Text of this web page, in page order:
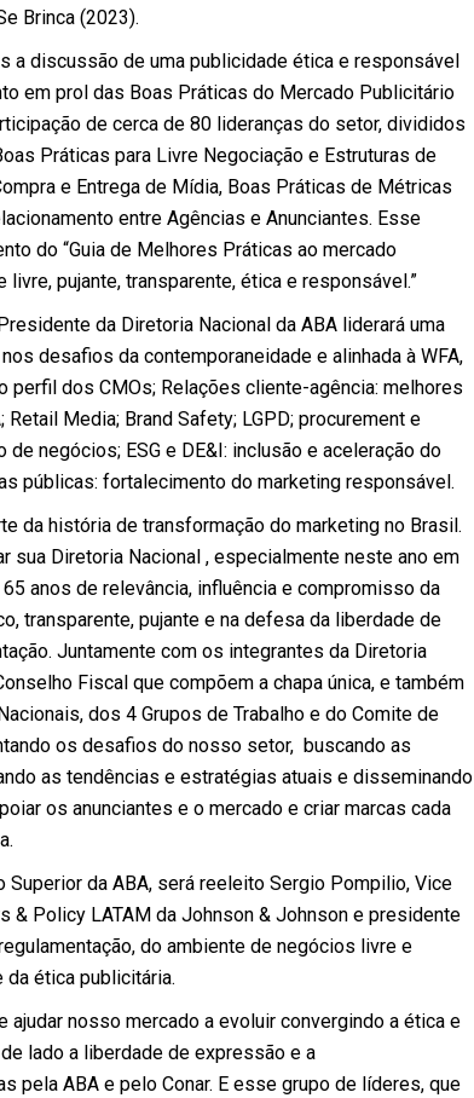
Brinca (2023).
a discussão de uma publicidade ética e responsável
em prol das Boas Práticas do Mercado Publicitário
de cerca de 80 lideranças do setor, divididos
Práticas para Livre Negociação e Estruturas de
e Entrega de Mídia, Boas Práticas de Métricas
entre Agências e Anunciantes. Esse
do “Guia de Melhores Práticas ao mercado
pujante, transparente, ética e responsável.”
da Diretoria Nacional da ABA liderará uma
desafios da contemporaneidade e alinhada à WFA,
perfil dos CMOs; Relações cliente-agência: melhores
Media; Brand Safety; LGPD; procurement e
negócios; ESG e DE&I: inclusão e aceleração do
públicas: fortalecimento do marketing responsável.
da história de transformação do marketing no Brasil.
sua Diretoria Nacional , especialmente neste ano em
anos de relevância, influência e compromisso da
transparente, pujante e na defesa da liberdade de
Juntamente com os integrantes da Diretoria
Fiscal que compõem a chapa única, e também
dos 4 Grupos de Trabalho e do Comite de
os desafios do nosso setor, buscando as
as tendências e estratégias atuais e disseminando
os anunciantes e o mercado e criar marcas cada
Superior da ABA, será reeleito Sergio Pompilio, Vice
& Policy LATAM da Johnson & Johnson e presidente
do ambiente de negócios livre e
da ética publicitária.
ajudar nosso mercado a evoluir convergindo a ética e
lado a liberdade de expressão e a
pela ABA e pelo Conar. E esse grupo de líderes, que